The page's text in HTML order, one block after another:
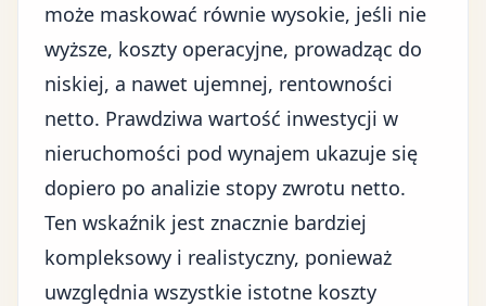
może maskować równie wysokie, jeśli nie
wyższe, koszty operacyjne, prowadząc do
niskiej, a nawet ujemnej, rentowności
netto. Prawdziwa wartość inwestycji w
nieruchomości pod wynajem ukazuje się
dopiero po analizie stopy zwrotu netto.
Ten wskaźnik jest znacznie bardziej
kompleksowy i realistyczny, ponieważ
uwzględnia wszystkie istotne koszty